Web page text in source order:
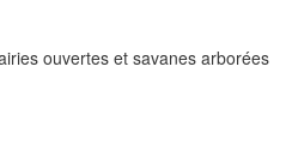
ouvertes et savanes arborées